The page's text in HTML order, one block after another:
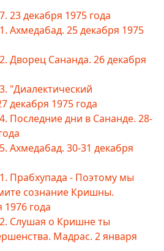
23 декабря 1975 года
Ахмедабад. 25 декабря 1975
Дворец Сананда. 26 декабря
"Диалектический
декабря 1975 года
Последние дни в Сананде. 28-
Ахмедабад. 30-31 декабря
Прабхупада - Поэтому мы
сознание Кришны.
года
Слушая о Кришне ты
Мадрас. 2 января